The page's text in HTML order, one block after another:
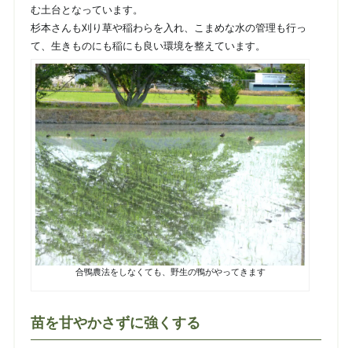
む土台となっています。
杉本さんも刈り草や稲わらを入れ、こまめな水の管理も行っ
て、生きものにも稲にも良い環境を整えています。
合鴨農法をしなくても、野生の鴨がやってきます
苗を甘やかさずに強くする